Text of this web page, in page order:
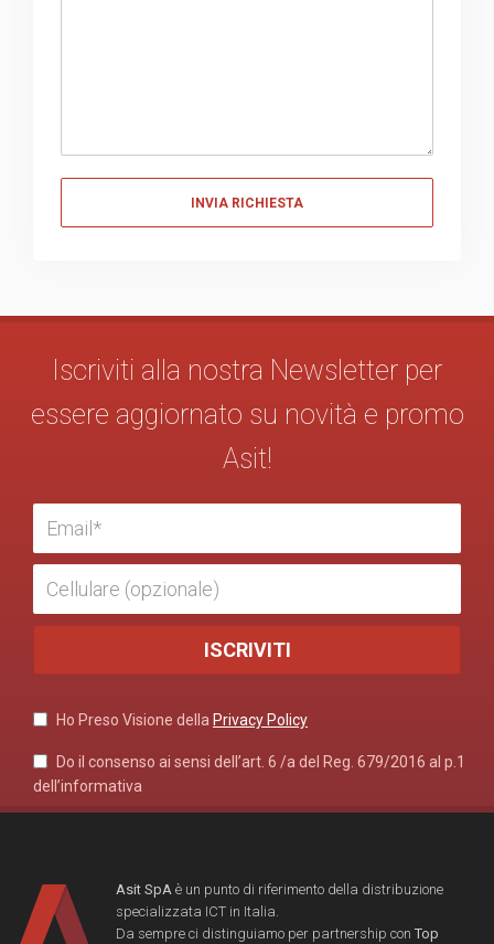
Iscriviti alla nostra Newsletter per
essere aggiornato su novità e promo
Asit!
Ho Preso Visione della Privacy Policy
Do il consenso ai sensi dell’art. 6 /a del Reg. 679/2016 al p.1
dell’informativa
Asit SpA è un punto di riferimento della distribuzione
specializzata ICT in Italia.
Da sempre ci distinguiamo per partnership con Top